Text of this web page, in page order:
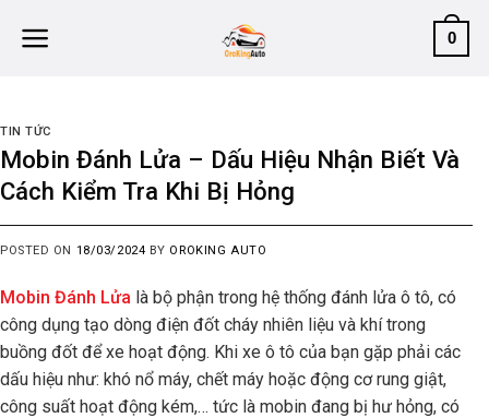
0
TIN TỨC
Mobin Đánh Lửa – Dấu Hiệu Nhận Biết Và
Cách Kiểm Tra Khi Bị Hỏng
POSTED ON 18/03/2024 BY OROKING AUTO
Mobin Đánh Lửa là bộ phận trong hệ thống đánh lửa ô tô, có
công dụng tạo dòng điện đốt cháy nhiên liệu và khí trong
buồng đốt để xe hoạt động. Khi xe ô tô của bạn gặp phải các
dấu hiệu như: khó nổ máy, chết máy hoặc động cơ rung giật,
công suất hoạt động kém,… tức là mobin đang bị hư hỏng, có